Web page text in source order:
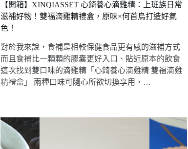
【開箱】XINQIASSET 心錡養心滴雞精：上班族日常
滋補好物！雙福滴雞精禮盒，原味×何首烏打造好氣
色！
對於我來說，食補是相較保健食品更有感的滋補方式
而且食補比一顆顆的膠囊更好入口、貼近原本的飲食
這次找到雙口味的滴雞精「心錡養心滴雞精 雙福滴雞
精禮盒」 兩種口味可隨心所欲切換享用，…